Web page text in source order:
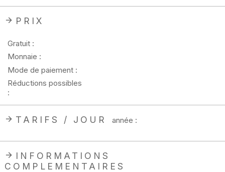
PRIX
Gratuit :
Monnaie :
Mode de paiement :
Réductions possibles
:
TARIFS / JOUR année :
INFORMATIONS
COMPLEMENTAIRES